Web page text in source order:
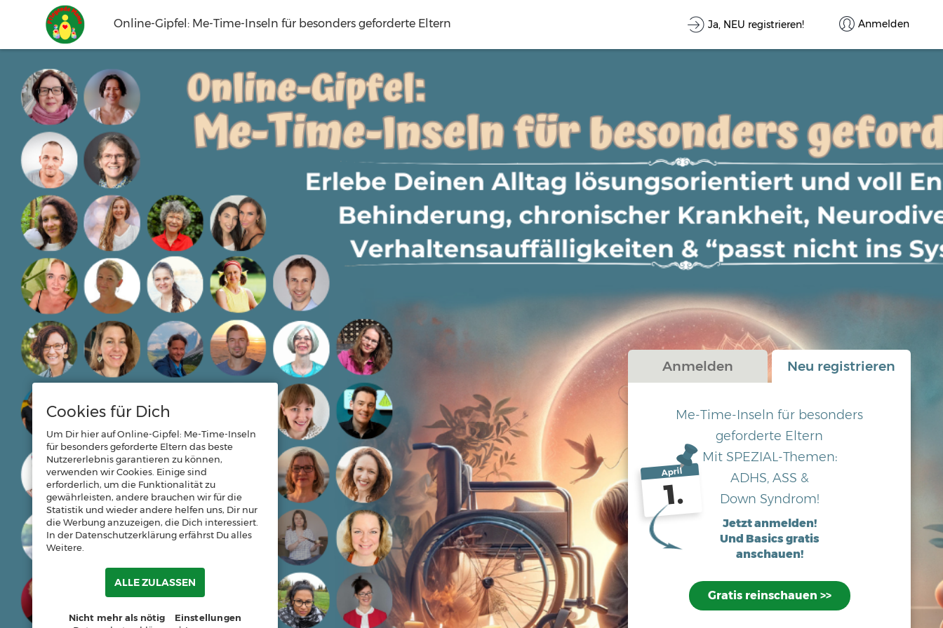
Online-Gipfel: Me-Time-Inseln für besonders geforderte Eltern Ja, NEU registrieren! Anmelden
Anmelden Neu registrieren
Me-Time-Inseln für besonders
geforderte Eltern
Mit SPEZIAL-Themen:
ADHS, ASS &
Down Syndrom!
Jetzt anmelden!
Und Basics gratis
anschauen!
April
1.
Gratis reinschauen >>
Cookies für Dich
Um Dir hier auf Online-Gipfel: Me-Time-Inseln
für besonders geforderte Eltern das beste
Nutzererlebnis garantieren zu können,
verwenden wir Cookies. Einige sind
erforderlich, um die Funktionalität zu
gewährleisten, andere brauchen wir für die
Statistik und wieder andere helfen uns, Dir nur
die Werbung anzuzeigen, die Dich interessiert.
In der Datenschutzerklärung erfährst Du alles
Weitere.
ALLE ZULASSEN
Nicht mehr als nötig
Einstellungen